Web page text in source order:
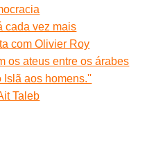
cada vez mais
com Olivier Roy
os ateus entre os árabes
Islã aos homens.''
Taleb